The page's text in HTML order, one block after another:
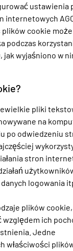
ustawienia
internetowych
cookie może
podczas
jak wyjaśniono w
pliki
na
po odwiedzeniu
stron
logowania
plików
względem ich
Jedne
właściwości